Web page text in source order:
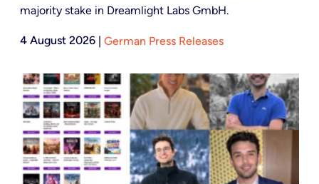
majority stake in Dreamlight Labs GmbH.
4 August 2026 | German Press Releases